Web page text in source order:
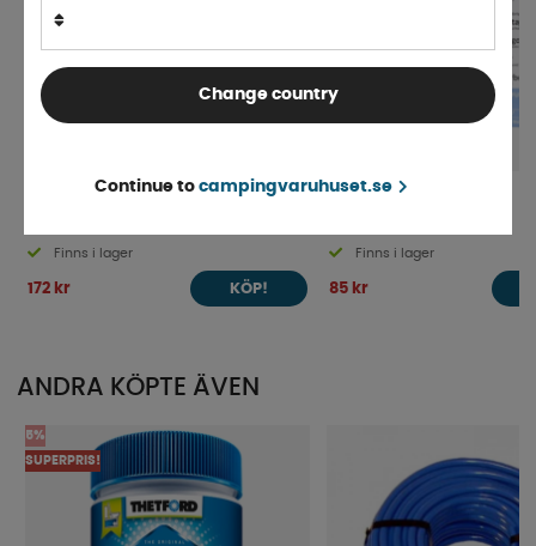
Finns i lager
172 kr KÖP!
Finns i lager
85 kr
ANDRA KÖPTE ÄVEN
5%
SUPERPRIS!
Change country
Continue to campingvaruhuset.se